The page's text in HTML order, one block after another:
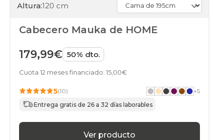
Altura:120 cm
Cabecero Mauka de HOME
179,99€ 50% dto.
Cuota 12 meses financiado: 15,00€
5(10) +5
Entrega gratis de 26 a 32 días laborables
Ver producto